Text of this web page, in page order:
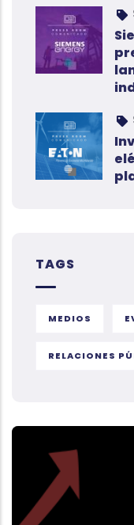
TAGS
MEDIOS
RELACIONES